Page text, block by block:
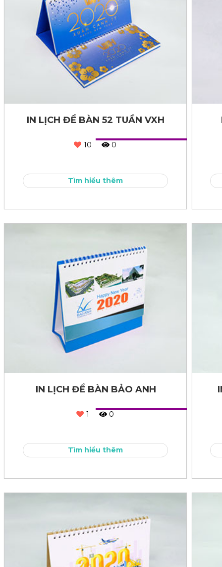
IN LỊCH ĐỂ BÀN 52 TUẦN VXH
10 0
Tìm hiểu thêm
IN LỊCH ĐỂ BÀN BẢO ANH
1 0
Tìm hiểu thêm